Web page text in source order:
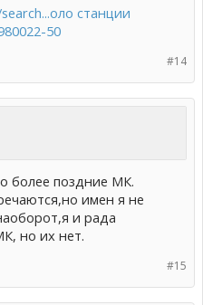
станции
50
#14
более поздние МК.
имен я не
и рада
но их нет.
#15